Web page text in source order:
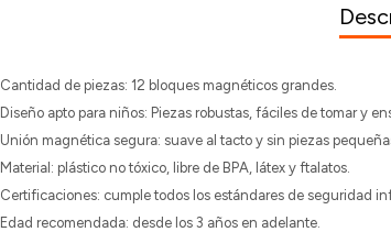
Cantidad de piezas: 12 bloques magnéticos grandes.
Diseño apto para niños: Piezas robustas, fáciles de tomar y
Unión magnética segura: suave al tacto y sin piezas
Material: plástico no tóxico, libre de BPA, látex y ftalatos.
Certificaciones: cumple todos los estándares de seguridad
Edad recomendada: desde los 3 años en adelante.